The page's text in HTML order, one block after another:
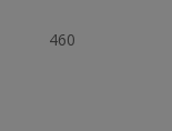
460